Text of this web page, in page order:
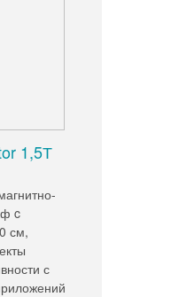
1,5Т
c
см,
с